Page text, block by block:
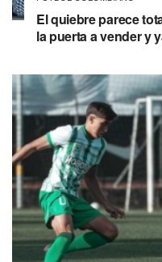
El quiebre parece
la puerta a vender y